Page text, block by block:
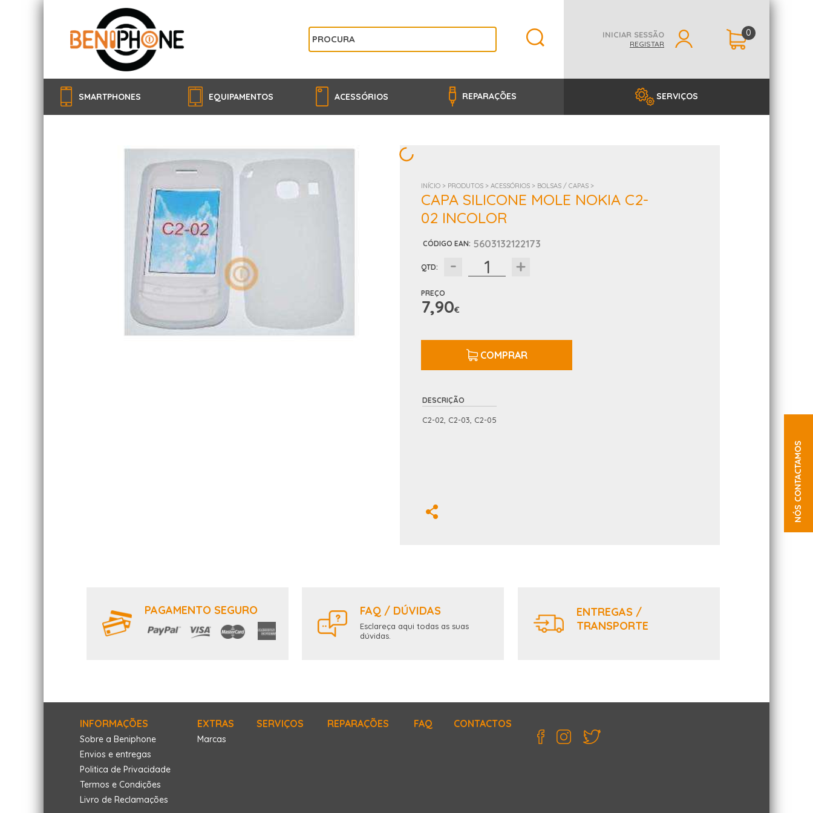
NÓS CONTACTAMOS
INICIAR SESSÃO
REGISTAR
0
SMARTPHONES EQUIPAMENTOS ACESSÓRIOS REPARAÇÕES SERVIÇOS
INÍCIO > PRODUTOS >ACESSÓRIOS > BOLSAS / CAPAS >
CAPA SILICONE MOLE NOKIA C2-
02 INCOLOR
CÓDIGO EAN: 5603132122173
QTD:
PREÇO
7,90€
COMPRAR
DESCRIÇÃO
C2-02, C2-03, C2-05
PAGAMENTO SEGURO FAQ / DÚVIDAS
Esclareça aqui todas as suas
dúvidas.
ENTREGAS /
TRANSPORTE
INFORMAÇÕES
Sobre a Beniphone
Envios e entregas
Politica de Privacidade
Termos e Condições
Livro de Reclamações
EXTRAS
Marcas
SERVIÇOS REPARAÇÕES FAQ CONTACTOS